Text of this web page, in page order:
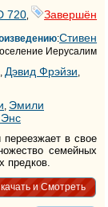
720 Завершён
:Стивен
Иерусалим
Дэвид Фрэйзи
Эмили
в свое
семейных
предков.
и Смотреть